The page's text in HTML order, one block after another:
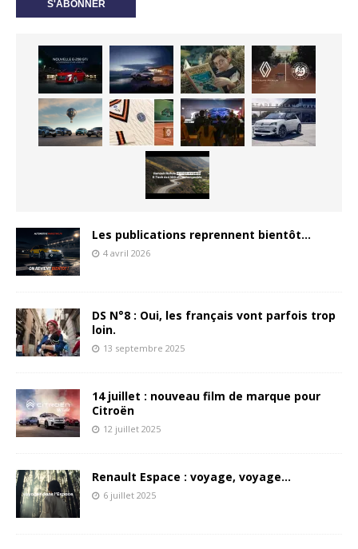
Les publications reprennent bientôt…
4 avril 2026
DS N°8 : Oui, les français vont parfois trop
loin.
13 septembre 2025
14 juillet : nouveau film de marque pour
Citroën
12 juillet 2025
Renault Espace : voyage, voyage…
6 juillet 2025